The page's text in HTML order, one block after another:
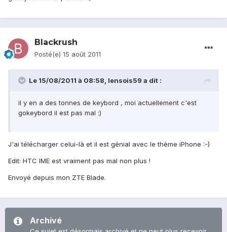
Blackrush
Posté(e) 15 août 2011
Le 15/08/2011 à 08:58, lensois59 a dit :
il y en a des tonnes de keybord , moi actuellement c'est
gokeybord il est pas mal :)
J'ai télécharger celui-là et il est génial avec le thème iPhone :-)
Edit: HTC IME est vraiment pas mal non plus !
Envoyé depuis mon ZTE Blade.
Archivé